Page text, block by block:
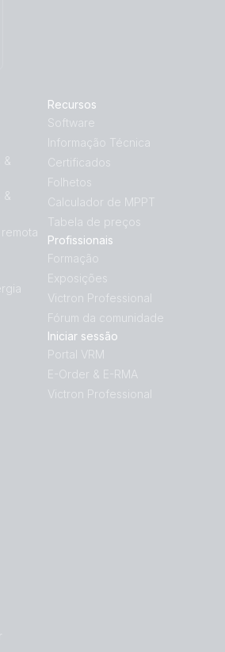
&
&
Recursos
Software
Informação Técnica
Certificados
Folhetos
Calculador de MPPT
Tabela de preços
Profissionais
Formação
Exposições
Victron Professional
Fórum da comunidade
Iniciar sessão
Portal VRM
E-Order & E-RMA
Victron Professional